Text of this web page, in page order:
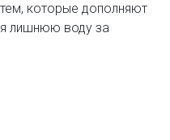
которые дополняют
лишнюю воду за